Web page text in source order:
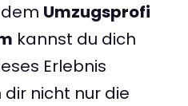
Umzugsprofi
kannst du dich
Erlebnis
dir nicht nur die